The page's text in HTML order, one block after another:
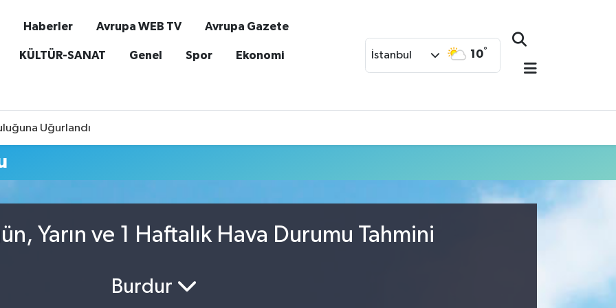
Haberler Avrupa WEB TV Avrupa Gazete
KÜLTÜR-SANAT Genel Spor Ekonomi İstanbul 10°
Uğurlandı
Yarın ve 1 Haftalık Hava Durumu Tahmini
Burdur